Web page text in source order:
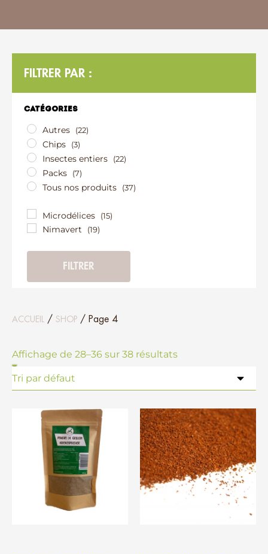
FILTRER PAR :
Catégories
Autres (22)
Chips (3)
Insectes entiers (22)
Packs (7)
Tous nos produits (37)
Microdélices (15)
Nimavert (19)
FILTRER
ACCUEIL / SHOP / Page 4
Affichage de 28–36 sur 38 résultats